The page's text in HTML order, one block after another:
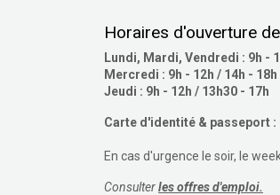
Horaires d'ouverture
Lundi, Mardi, Vendredi : 9h -
Mercredi : 9h - 12h / 14h - 18h
Jeudi : 9h - 12h / 13h30 - 17h
Carte d'identité & passeport :
En cas d'urgence le soir, le
Consulterles offres d'emploi.